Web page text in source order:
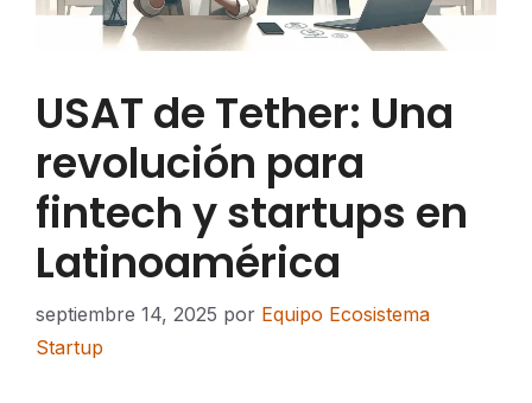
USAT de Tether: Una
revolución para
fintech y startups en
Latinoamérica
septiembre 14, 2025 por Equipo Ecosistema
Startup